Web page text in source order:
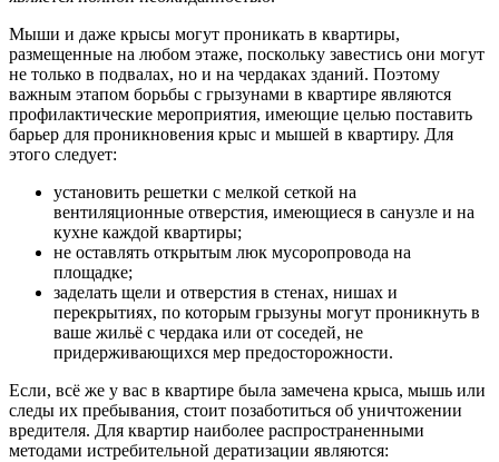
Мыши и даже крысы могут проникать в квартиры,
размещенные на любом этаже, поскольку завестись они могут
не только в подвалах, но и на чердаках зданий. Поэтому
важным этапом борьбы с грызунами в квартире являются
профилактические мероприятия, имеющие целью поставить
барьер для проникновения крыс и мышей в квартиру. Для
этого следует:
установить решетки с мелкой сеткой на
вентиляционные отверстия, имеющиеся в санузле и на
кухне каждой квартиры;
не оставлять открытым люк мусоропровода на
площадке;
заделать щели и отверстия в стенах, нишах и
перекрытиях, по которым грызуны могут проникнуть в
ваше жильё с чердака или от соседей, не
придерживающихся мер предосторожности.
Если, всё же у вас в квартире была замечена крыса, мышь или
следы их пребывания, стоит позаботиться об уничтожении
вредителя. Для квартир наиболее распространенными
методами истребительной дератизации являются: